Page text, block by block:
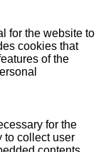
for the website to
cookies that
of the
for the
to collect user